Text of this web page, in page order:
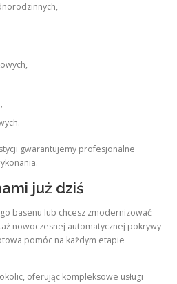
gwarantujemy profesjonalne
już dziś
basenu lub chcesz zmodernizować
nowoczesnej automatycznej pokrywy
pomóc na każdym etapie
oferując kompleksowe usługi